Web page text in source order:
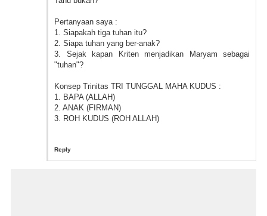
Pertanyaan saya :
1. Siapakah tiga tuhan itu?
2. Siapa tuhan yang ber-anak?
3. Sejak kapan Kriten menjadikan Maryam sebagai
"tuhan"?
Konsep Trinitas TRI TUNGGAL MAHA KUDUS :
1. BAPA (ALLAH)
2. ANAK (FIRMAN)
3. ROH KUDUS (ROH ALLAH)
Reply